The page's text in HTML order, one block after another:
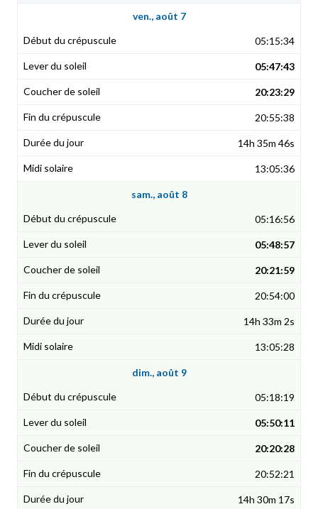
ven., août 7
05:15:34
05:47:43
20:23:29
20:55:38
14h 35m 46s
13:05:36
sam., août 8
05:16:56
05:48:57
20:21:59
20:54:00
14h 33m 2s
13:05:28
dim., août 9
05:18:19
05:50:11
20:20:28
20:52:21
14h 30m 17s